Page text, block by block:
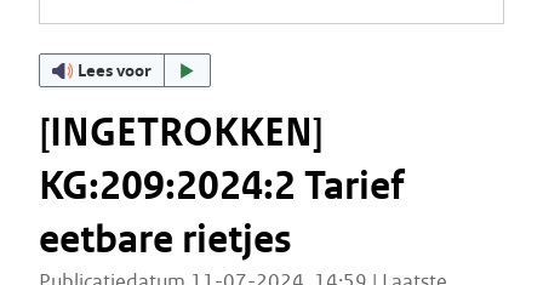
Lees voor
[INGETROKKEN]
KG:209:2024:2 Tarief
eetbare rietjes